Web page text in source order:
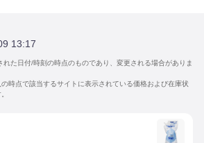
13:17
た日付/時刻の時点のものであり、変更される場合がありま
時点で該当するサイトに表示されている価格および在庫状